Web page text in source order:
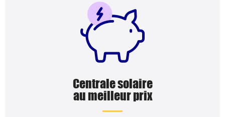
Centrale solaire
au meilleur prix